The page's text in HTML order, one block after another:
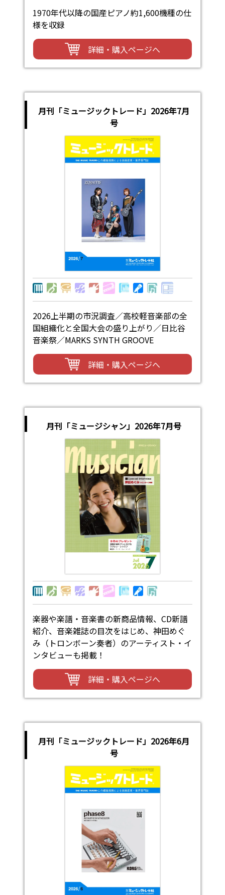
1970年代以降の国産ピアノ約1,600機種の仕
様を収録
詳細・購入ページへ
月刊「ミュージックトレード」2026年7月
号
2026上半期の市況調査／高校軽音楽部の全
国組織化と全国大会の盛り上がり／日比谷
音楽祭／MARKS SYNTH GROOVE
詳細・購入ページへ
月刊「ミュージシャン」2026年7月号
楽器や楽譜・音楽書の新商品情報、CD新譜
紹介、音楽雑誌の目次をはじめ、神田めぐ
み（トロンボーン奏者）のアーティスト・イ
ンタビューも掲載！
詳細・購入ページへ
月刊「ミュージックトレード」2026年6月
号